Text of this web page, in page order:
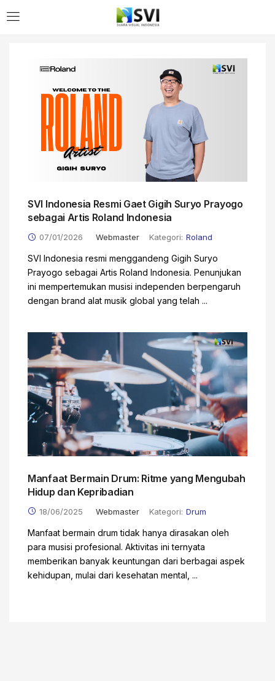
SVI Indonesia Resmi Gaet Gigih Suryo Prayogo
sebagai Artis Roland Indonesia
07/01/2026 Webmaster Kategori: Roland
SVI Indonesia resmi menggandeng Gigih Suryo
Prayogo sebagai Artis Roland Indonesia. Penunjukan
ini mempertemukan musisi independen berpengaruh
dengan brand alat musik global yang telah ...
Manfaat Bermain Drum: Ritme yang Mengubah
Hidup dan Kepribadian
18/06/2025 Webmaster Kategori: Drum
Manfaat bermain drum tidak hanya dirasakan oleh
para musisi profesional. Aktivitas ini ternyata
memberikan banyak keuntungan dari berbagai aspek
kehidupan, mulai dari kesehatan mental, ...